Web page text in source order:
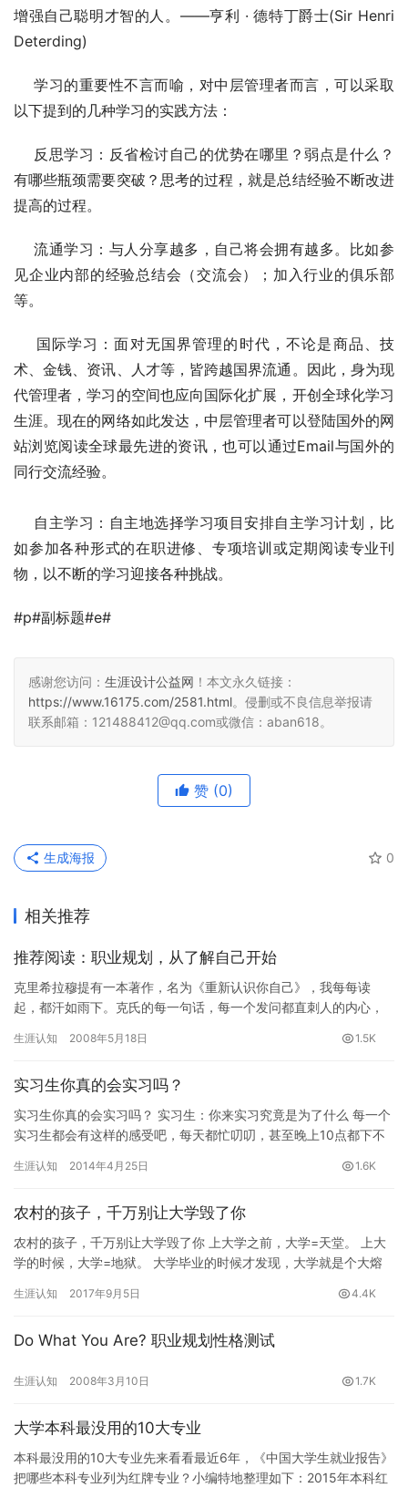
增强自己聪明才智的人。——亨利 · 德特丁爵士(Sir Henri
Deterding)
学习的重要性不言而喻，对中层管理者而言，可以采取
以下提到的几种学习的实践方法：
反思学习：反省检讨自己的优势在哪里？弱点是什么？
有哪些瓶颈需要突破？思考的过程，就是总结经验不断改进
提高的过程。
流通学习：与人分享越多，自己将会拥有越多。比如参
见企业内部的经验总结会（交流会）；加入行业的俱乐部
等。
国际学习：面对无国界管理的时代，不论是商品、技
术、金钱、资讯、人才等，皆跨越国界流通。因此，身为现
代管理者，学习的空间也应向国际化扩展，开创全球化学习
生涯。现在的网络如此发达，中层管理者可以登陆国外的网
站浏览阅读全球最先进的资讯，也可以通过Email与国外的
同行交流经验。
自主学习：自主地选择学习项目安排自主学习计划，比
如参加各种形式的在职进修、专项培训或定期阅读专业刊
物，以不断的学习迎接各种挑战。
#p#副标题#e#
感谢您访问： 生涯设计公益网 ！本文永久链接：
https://www.16175.com/2581.html。侵删或不良信息举报请
联系邮箱：121488412@qq.com或微信：aban618。
赞 (0)
0
生成海报
相关推荐
推荐阅读：职业规划，从了解自己开始
克里希拉穆提有一本著作，名为《重新认识你自己》，我每每读
起，都汗如雨下。克氏的每一句话，每一个发问都直刺人的内心，
引子 …
生涯认知 2008年5月18日 1.5K
实习生你真的会实习吗？
实习生你真的会实习吗？ 实习生：你来实习究竟是为了什么 ​每一个
实习生都会有这样的感受吧，每天都忙叨叨，甚至晚上10点都下不
生涯认知 2014年4月25日 1.6K
农村的孩子，千万别让大学毁了你
农村的孩子，千万别让大学毁了你 上大学之前，大学=天堂。 上大
学的时候，大学=地狱。 大学毕业的时候才发现，大学就是个大熔
生涯认知 2017年9月5日 4.4K
Do What You Are? 职业规划性格测试
生涯认知 2008年3月10日 1.7K
大学本科最没用的10大专业
本科最没用的10大专业先来看看最近6年，《中国大学生就业报告》
把哪些本科专业列为红牌专业？小编特地整理如下：2015年本科红